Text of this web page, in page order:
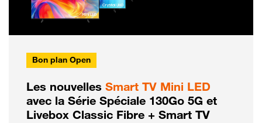
Bon plan Open
Les nouvelles Smart TV Mini LED
avec la Série Spéciale 130Go 5G et
Livebox Classic Fibre + Smart TV